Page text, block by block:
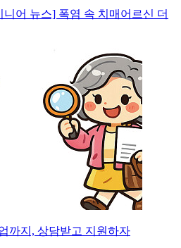
니어 뉴스] 폭염 속 치매어르신 더
까지, 상담받고 지원하자